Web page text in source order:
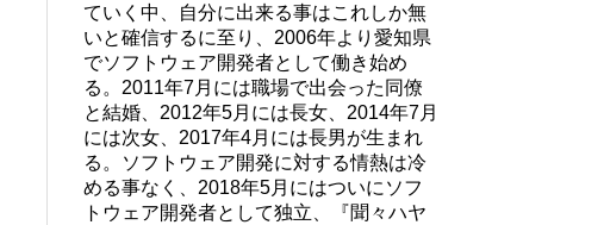
ていく中、自分に出来る事はこれしか無
いと確信するに至り、2006年より愛知県
でソフトウェア開発者として働き始め
る。2011年7月には職場で出会った同僚
と結婚、2012年5月には長女、2014年7月
には次女、2017年4月には長男が生まれ
る。ソフトウェア開発に対する情熱は冷
める事なく、2018年5月にはついにソフ
トウェア開発者として独立、『聞々ハヤ